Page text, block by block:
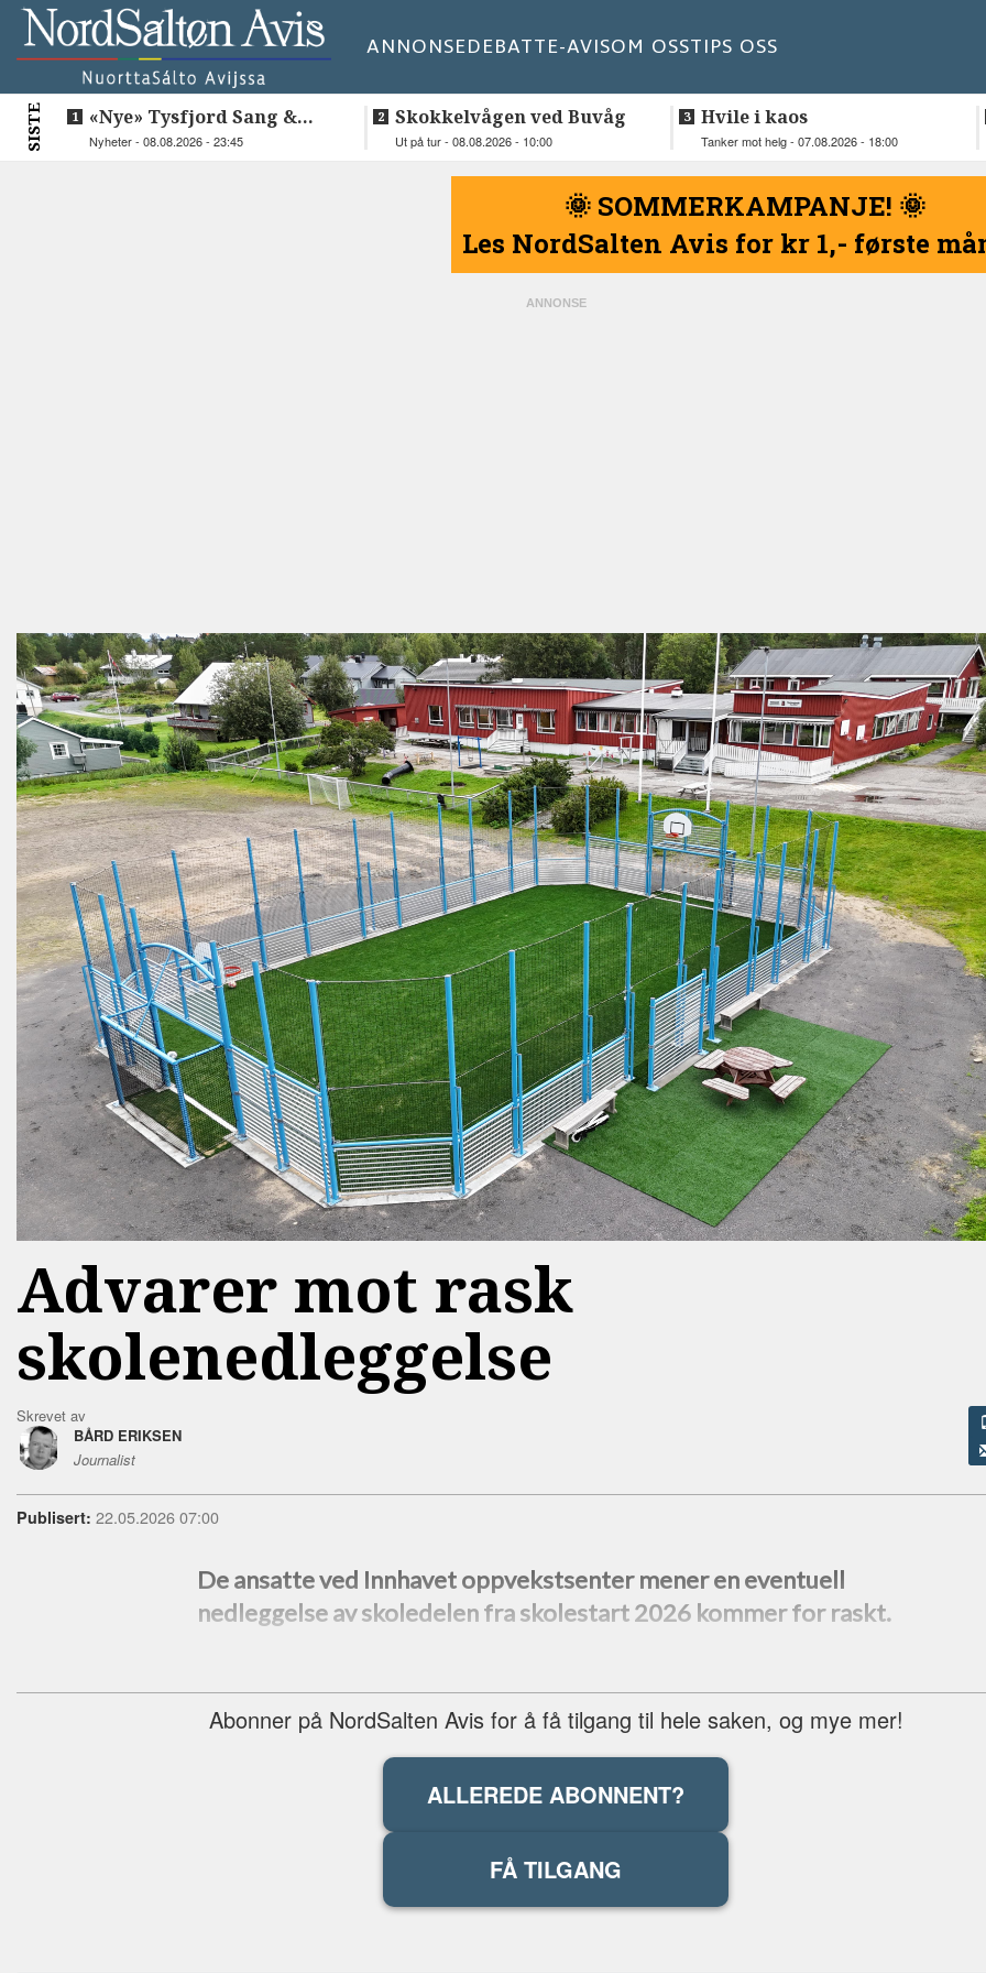
ANNONSEDEBATTE-AVISOM OSSTIPS OSS
SISTE
«Nye» Tysfjord Sang &
Sement hyllet sin avdøde
Nyheter - 08.08.2026 - 23:45
Skokkelvågen ved Buvåg
Ut på tur - 08.08.2026 - 10:00
Hvile i kaos
Tanker mot helg - 07.08.2026 - 18:00
🌞 SOMMERKAMPANJE! 🌞
Les NordSalten Avis for kr 1,- første
Advarer mot rask
skolenedleggelse
Skrevet av
BÅRD ERIKSEN
Journalist
Publisert: 22.05.2026 07:00
De ansatte ved Innhavet oppvekstsenter mener en eventuell
nedleggelse av skoledelen fra skolestart 2026 kommer for raskt.
Abonner på NordSalten Avis for å få tilgang til hele saken, og mye mer!
ALLEREDE ABONNENT?
FÅ TILGANG